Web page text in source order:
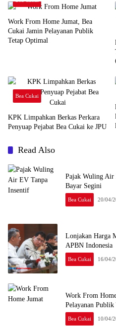
Work From Home Jumat, Bea
Cukai Jamin Pelayanan Publik
Tetap Optimal
Bea Cukai
KPK Limpahkan Berkas Perkara
Penyuap Pejabat Bea Cukai ke JPU
Read Also
Pajak Wuling Air
Bayar Segini
Bea Cukai 20/04/
Lonjakan Harga
APBN Indonesia
Bea Cukai 16/04/
Work From
Pelayanan
Bea Cukai 10/04/